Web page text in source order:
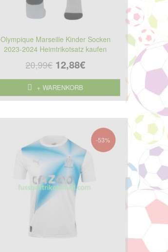
Olympique Marseille Kinder Socken
2023-2024 Heimtrikotsatz kaufen
20,99€ 12,88€
+ WARENKORB
-53%